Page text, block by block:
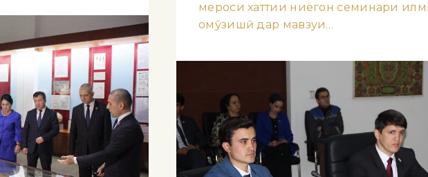
мероси хаттии ниёгон семинари
омӯзишӣ дар мавзуи…